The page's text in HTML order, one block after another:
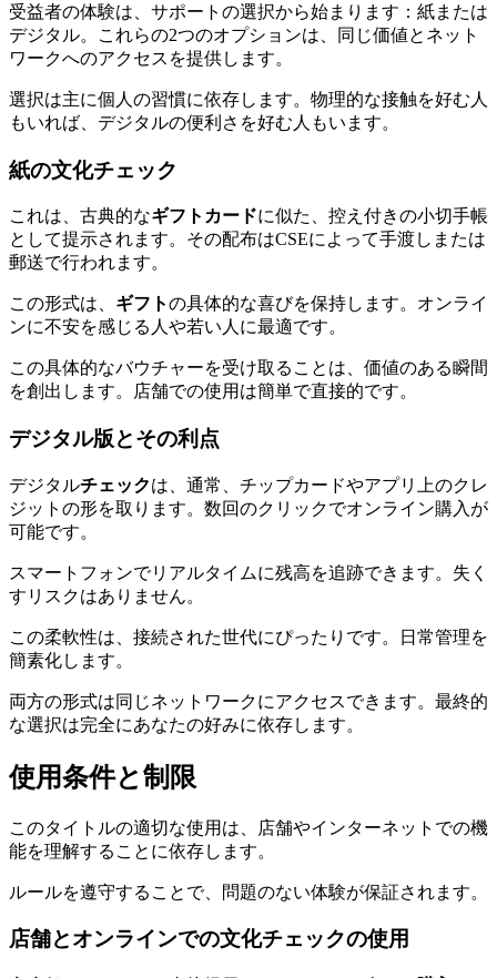
受益者の体験は、サポートの選択から始まります：紙または
デジタル。これらの2つのオプションは、同じ価値とネット
ワークへのアクセスを提供します。
選択は主に個人の習慣に依存します。物理的な接触を好む人
もいれば、デジタルの便利さを好む人もいます。
紙の文化チェック
これは、古典的なギフトカードに似た、控え付きの小切手帳
として提示されます。その配布はCSEによって手渡しまたは
郵送で行われます。
この形式は、 ギフトの具体的な喜びを保持します。オンライ
ンに不安を感じる人や若い人に最適です。
この具体的なバウチャーを受け取ることは、価値のある瞬間
を創出します。店舗での使用は簡単で直接的です。
デジタル版とその利点
デジタルチェックは、通常、チップカードやアプリ上のクレ
ジットの形を取ります。数回のクリックでオンライン購入が
可能です。
スマートフォンでリアルタイムに残高を追跡できます。失く
すリスクはありません。
この柔軟性は、接続された世代にぴったりです。日常管理を
簡素化します。
両方の形式は同じネットワークにアクセスできます。最終的
な選択は完全にあなたの好みに依存します。
使用条件と制限
このタイトルの適切な使用は、店舗やインターネットでの機
能を理解することに依存します。
ルールを遵守することで、問題のない体験が保証されます。
店舗とオンラインでの文化チェックの使用